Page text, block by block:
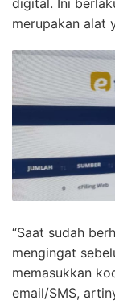
digital. Ini
merupakan alat
“Saat sudah
mengingat
memasukkan
email/SMS,